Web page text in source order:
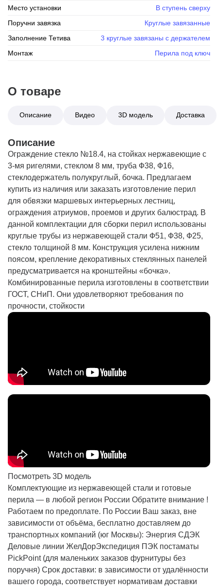
О компании
Объекты
Блог
Доставка
Место установки
В ступень сверху
Поручни завязка
Круглые завязанные
Заполнение Тетива
3 круглые завязаны с держателем
Монтаж
Перила под ключ
О товаре
Описание Видео 3D модель Доставка
Описание
Ограждение стекло №18.4, на стойках нержавеющие с
3-мя ригелями, стеклом 8 мм, труба Ф38, Ф16,
стеклодержатель полукруглый, бочка. Предлагаем
купить из наличия или заказать изготовление перил
для обвязки маршевых интерьерных лестниц,
ограждения атриумов, проемов и других балюстрад. В
данной комплектации для сборки перил использованы
круглые трубы из нержавеющей стали Ф51, Ф38, Ф25,
стекло толщиной 8 мм. Конструкция усилена нижним
поясом, крепление декоративных стеклянных панелей
предусматривается на кронштейны «бочка».
Комбинированные перила изготовлены в соответствии
ГОСТ, СНиП. Они удовлетворяют требования по
прочности, стойкости
Посмотреть 3D модель
Комплектующие из нержавеющей стали и готовые
перила — в любой регион России Обратите внимание !
Работаем по предоплате. По России Ваш заказ, вне
зависимости от объёма, бесплатно доставляем до
транспортных компаний (юг Москвы): Энергия СДЭК
Деловые линии ЖелДорЭкспедиция ПЭК постаматы
PickPoint (для маленьких заказов фурнитуры без
поручня) Срок доставки: в зависимости от удалённости
вашего города, соответствует нормативам доставки